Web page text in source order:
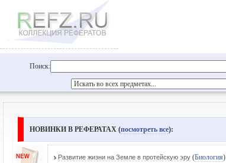
Поиск:
НОВИНКИ В РЕФЕРАТАХ (посмотреть все):
Развитие жизни на Земле в протейскую эру (Биология)